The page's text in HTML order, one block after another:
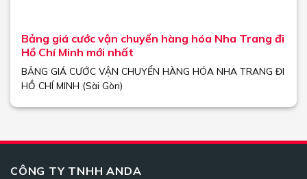
Bảng giá cước vận chuyển hàng hóa Nha Trang đi
Hồ Chí Minh mới nhất
BẢNG GIÁ CƯỚC VẬN CHUYỂN HÀNG HÓA NHA TRANG ĐI
HỒ CHÍ MINH (Sài Gòn)
CÔNG TY TNHH ANDA